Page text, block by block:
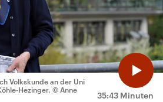
35:43 Minuten
Volkskunde an der Uni
Hezinger. © Anne